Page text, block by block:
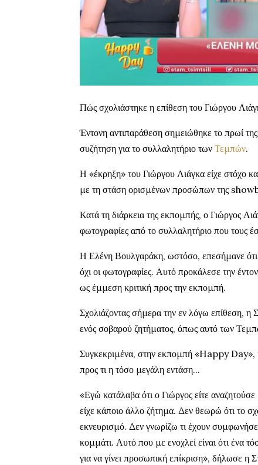
Πώς σχολιάστηκε η επίθεση του Γιώργου
Έντονη αντιπαράθεση σημειώθηκε το πρωί
συζήτηση για το συλλαλητήριο των Τεμπών.
Η «έκρηξη» του Γιώργου Λιάγκα είχε στόχο
με τη στάση ορισμένων προσώπων της
Κατά τη διάρκεια της εκπομπής, ο Γιώργος
φωτογραφίες από το συλλαλητήριο που τους
Η Ελένη Βουλγαράκη, ωστόσο, επεσήμανε ότι
όχι οι φωτογραφίες. Αυτό προκάλεσε την
ως έμμεση κριτική προς την εκπομπή.
Σχολιάζοντας σήμερα την εν λόγω επίθεση, η
ενός σοβαρού ζητήματος, όπως αυτό των
Συγκεκριμένα, στην εκπομπή «Happy Day», η
προς τι η τόσο μεγάλη εντάση...
«Εγώ κατάλαβα ότι ο Γιώργος είτε
είχε κάποιο άλλο ζήτημα. Δεν θεωρώ ότι το
εκνευρισμό. Δεν γνωρίζω τι έχουν
κομμάτι. Αυτό που με ενοχλεί είναι ότι ένα
για να γίνει προσωπική επίκριση», δήλωσε η